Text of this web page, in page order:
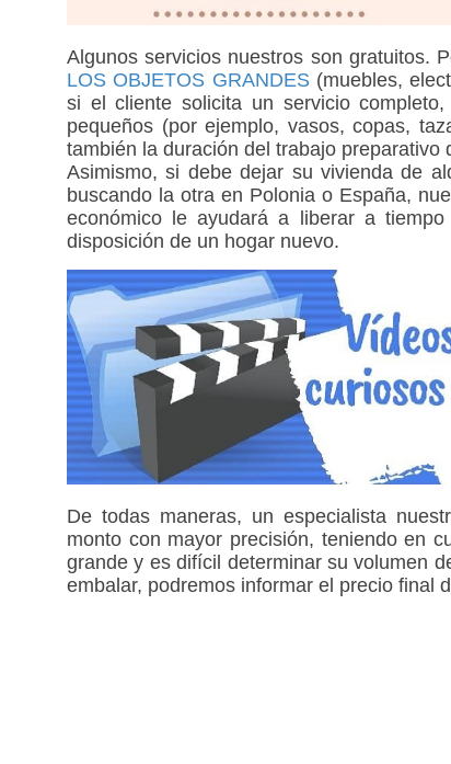
Algunos servicios nuestros son gratuitos.
LOS OBJETOS GRANDES(muebles,
si el cliente solicita un servicio
pequeños (por ejemplo, vasos, copas,
también la duración del trabajo preparativo
Asimismo, si debe dejar su vivienda de
buscando la otra en Polonia o España,
económico le ayudará a liberar a
disposición de un hogar nuevo.
De todas maneras, un especialista
monto con mayor precisión, teniendo en
grande y es difícil determinar su volumen
embalar, podremos informar el precio final